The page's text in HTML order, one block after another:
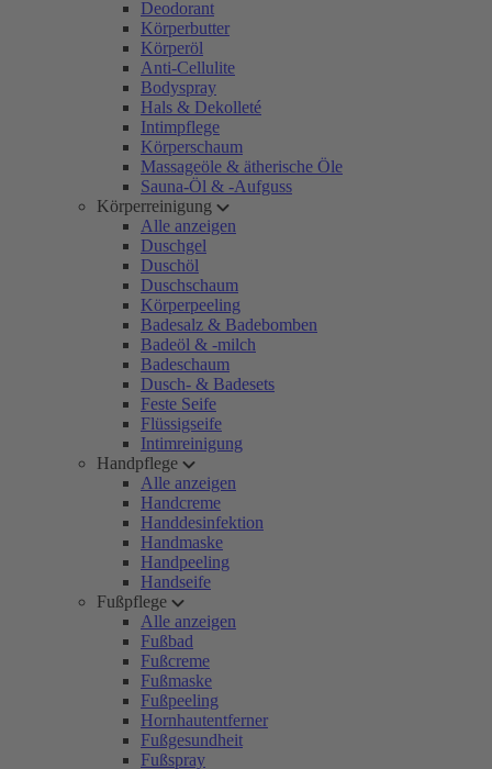
Deodorant
Körperbutter
Körperöl
Anti-Cellulite
Bodyspray
Hals & Dekolleté
Intimpflege
Körperschaum
Massageöle & ätherische Öle
Sauna-Öl & -Aufguss
Körperreinigung
Alle anzeigen
Duschgel
Duschöl
Duschschaum
Körperpeeling
Badesalz & Badebomben
Badeöl & -milch
Badeschaum
Dusch- & Badesets
Feste Seife
Flüssigseife
Intimreinigung
Handpflege
Alle anzeigen
Handcreme
Handdesinfektion
Handmaske
Handpeeling
Handseife
Fußpflege
Alle anzeigen
Fußbad
Fußcreme
Fußmaske
Fußpeeling
Hornhautentferner
Fußgesundheit
Fußspray